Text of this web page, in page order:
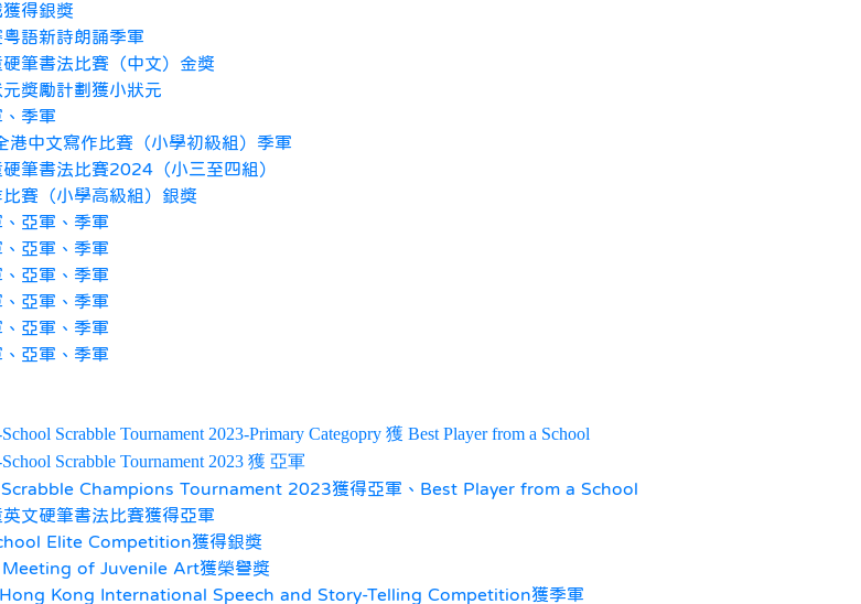
得銀獎
語新詩朗誦季軍
筆書法比賽（中文）金獎
獎勵計劃獲小狀元
季軍
中文寫作比賽（小學初級組）季軍
筆書法比賽2024（小三至四組）
賽（小學高級組）銀獎
亞軍、季軍
亞軍、季軍
亞軍、季軍
亞軍、季軍
亞軍、季軍
亞軍、季軍
Scrabble Tournament 2023-Primary Categopry 獲 Best Player from a School
Scrabble Tournament 2023 獲 亞軍
Champions Tournament 2023獲得亞軍、Best Player from a School
文硬筆書法比賽獲得亞軍
Elite Competition獲得銀獎
of Juvenile Art獲榮譽獎
Kong International Speech and Story-Telling Competition獲季軍